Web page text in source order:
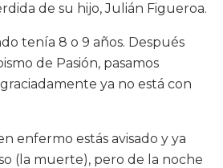
de su hijo, Julián Figueroa.
tenía 8 o 9 años. Después
de Pasión, pasamos
ya no está con
enfermo estás avisado y ya
(la muerte), pero de la noche